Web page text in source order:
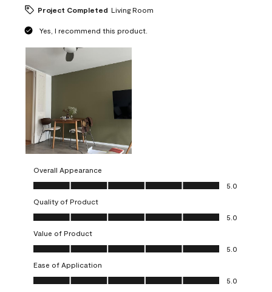
Project Completed Living Room
Yes, I recommend this product.
Overall Appearance
Overall Appearance, 5.0 out of 5
5.0
Quality of Product
Quality of Product, 5.0 out of 5
5.0
Value of Product
Value of Product, 5.0 out of 5
5.0
Ease of Application
Ease of Application, 5.0 out of 5
5.0